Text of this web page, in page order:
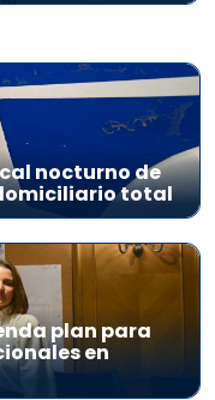
nocturno de
total
plan para
en